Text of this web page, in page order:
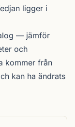
ligger i
— jämför
och
kommer från
kan ha ändrats